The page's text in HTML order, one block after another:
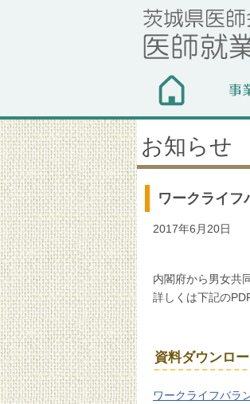
お知らせ
ワークライフ
2017年6月20日
内閣府から男女共
詳しくは下記の
資料ダウンロ
ワークライフバラ